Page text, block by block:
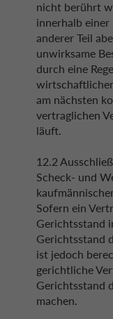
nicht berührt
innerhalb einer
anderer Teil
unwirksame
durch eine
am nächsten
vertraglichen
läuft.
12.2
Scheck- und
Sofern ein
Gerichtsstand
Gerichtsstand
ist jedoch
gerichtliche
Gerichtsstand
machen.